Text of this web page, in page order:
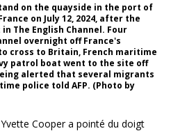
on the quayside in the port of
on July 12, 2024, after the
The English Channel. Four
overnight off France's
cross to Britain, French maritime
patrol boat went to the site off
alerted that several migrants
police told AFP. (Photo by
Cooper a pointé du doigt